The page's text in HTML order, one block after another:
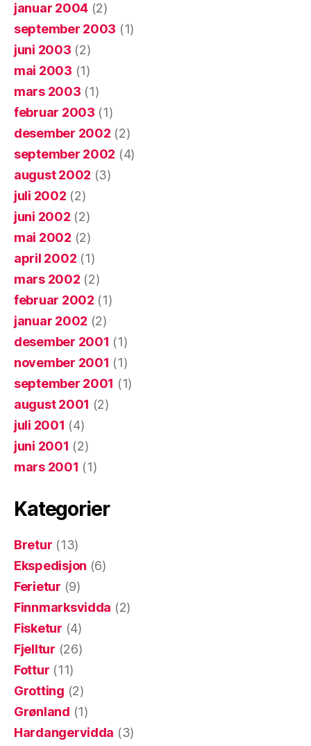
januar 2004 (2)
september 2003 (1)
juni 2003 (2)
mai 2003 (1)
mars 2003 (1)
februar 2003 (1)
desember 2002 (2)
september 2002 (4)
august 2002 (3)
juli 2002 (2)
juni 2002 (2)
mai 2002 (2)
april 2002 (1)
mars 2002 (2)
februar 2002 (1)
januar 2002 (2)
desember 2001 (1)
november 2001 (1)
september 2001 (1)
august 2001 (2)
juli 2001 (4)
juni 2001 (2)
mars 2001 (1)
Kategorier
Bretur (13)
Ekspedisjon (6)
Ferietur (9)
Finnmarksvidda (2)
Fisketur (4)
Fjelltur (26)
Fottur (11)
Grotting (2)
Grønland (1)
Hardangervidda (3)